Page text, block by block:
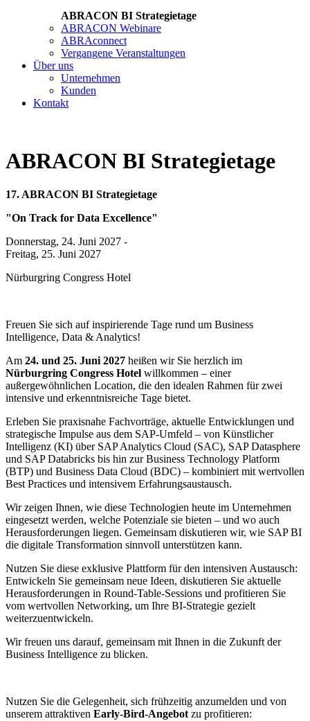
ABRACON BI Strategietage
ABRACON Webinare
ABRAconnect
Vergangene Veranstaltungen
Über uns
Unternehmen
Kunden
Kontakt
ABRACON BI Strategietage
17. ABRACON BI Strategietage
"On Track for Data Excellence"
Donnerstag, 24. Juni 2027 -
Freitag, 25. Juni 2027
Nürburgring Congress Hotel
Freuen Sie sich auf inspirierende Tage rund um Business
Intelligence, Data & Analytics!
Am 24. und 25. Juni 2027 heißen wir Sie herzlich im
Nürburgring Congress Hotel willkommen – einer
außergewöhnlichen Location, die den idealen Rahmen für zwei
intensive und erkenntnisreiche Tage bietet.
Erleben Sie praxisnahe Fachvorträge, aktuelle Entwicklungen und
strategische Impulse aus dem SAP-Umfeld – von Künstlicher
Intelligenz (KI) über SAP Analytics Cloud (SAC), SAP Datasphere
und SAP Databricks bis hin zur Business Technology Platform
(BTP) und Business Data Cloud (BDC) – kombiniert mit wertvollen
Best Practices und intensivem Erfahrungsaustausch.
Wir zeigen Ihnen, wie diese Technologien heute im Unternehmen
eingesetzt werden, welche Potenziale sie bieten – und wo auch
Herausforderungen liegen. Gemeinsam diskutieren wir, wie SAP BI
die digitale Transformation sinnvoll unterstützen kann.
Nutzen Sie diese exklusive Plattform für den intensiven Austausch:
Entwickeln Sie gemeinsam neue Ideen, diskutieren Sie aktuelle
Herausforderungen in Round-Table-Sessions und profitieren Sie
vom wertvollen Networking, um Ihre BI-Strategie gezielt
weiterzuentwickeln.
Wir freuen uns darauf, gemeinsam mit Ihnen in die Zukunft der
Business Intelligence zu blicken.
Nutzen Sie die Gelegenheit, sich frühzeitig anzumelden und von
unserem attraktiven Early-Bird-Angebot zu profitieren: